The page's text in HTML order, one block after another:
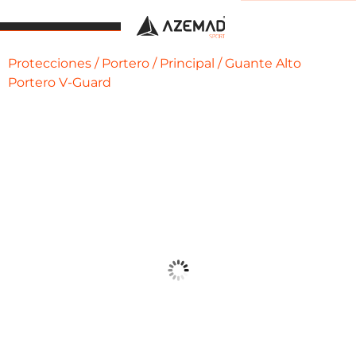
Protecciones / Portero / Principal / Guante Alto
Portero V-Guard